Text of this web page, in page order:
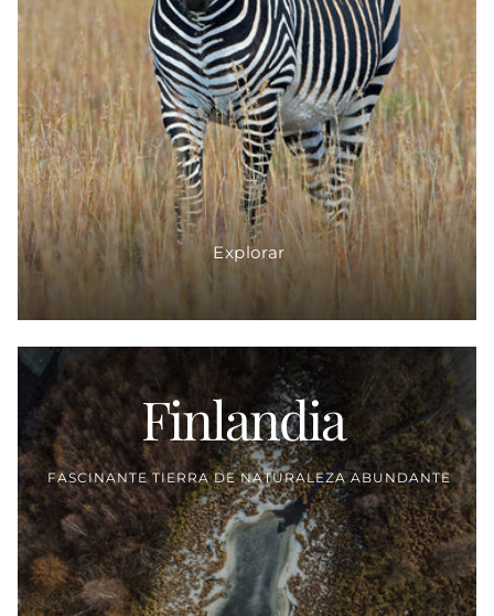
Explorar
Proveedor: Finlandia
FASCINANTE TIERRA DE NATURALEZA ABUNDANTE